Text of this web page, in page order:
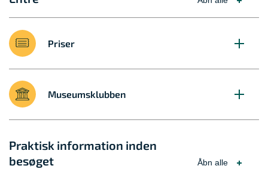
Priser
Museumsklubben
Praktisk information inden
besøget
Åbn alle